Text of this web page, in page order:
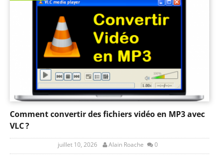
Comment convertir des fichiers vidéo en MP3 avec
VLC ?
juillet 10, 2026 Alain Roache 0